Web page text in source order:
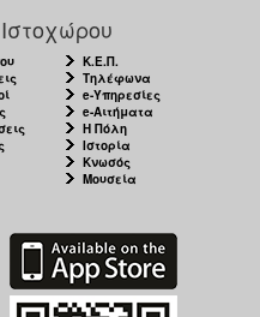
Κ.Ε.Π.
Τηλέφωνα
e-Υπηρεσίες
e-Αιτήματα
Η Πόλη
Ιστορία
Κνωσός
Μουσεία